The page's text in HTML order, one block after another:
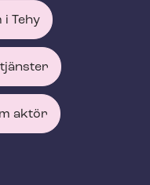
i Tehy
tjänster
aktör